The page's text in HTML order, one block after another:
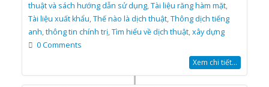
thuật và sách hướng dẫn sử dụng,Tài liệu răng hàm mặt,
Tài liệu xuất khẩu,Thế nào là dịch thuật,Thông dịch tiếng
anh,thông tin chính trị,Tìm hiểu về dịch thuật,xây dựng
0 Comments
Xem chi tiết...